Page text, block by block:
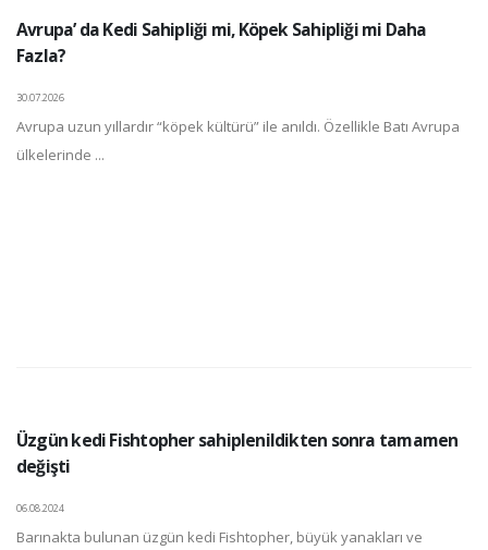
Avrupa’ da Kedi Sahipliği mi, Köpek Sahipliği mi Daha
Fazla?
30.07.2026
Avrupa uzun yıllardır “köpek kültürü” ile anıldı. Özellikle Batı Avrupa
ülkelerinde ...
Üzgün kedi Fishtopher sahiplenildikten sonra tamamen
değişti
06.08.2024
Barınakta bulunan üzgün kedi Fishtopher, büyük yanakları ve